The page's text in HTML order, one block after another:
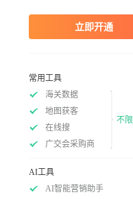
立即开通
常用工具
海关数据
地图获客
在线搜
广交会采购商
不限
AI工具
AI智能营销助手